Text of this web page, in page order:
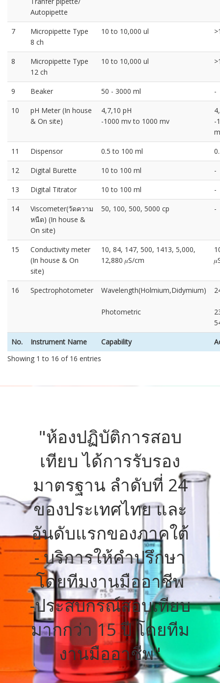
Autopipette
7
Micropipette Type
8 ch
10 to 10,000 ul
8
Micropipette Type
12 ch
10 to 10,000 ul
9 Beaker 50 - 3000 ml -
10
pH Meter (In house
& On site)
4,7,10 pH
-1000 mv to 1000 mv
-
11 Dispensor 0.5 to 100 ml
12 Digital Burette 10 to 100 ml -
13 Digital Titrator 10 to 100 ml -
14
Viscometer(วัดความ
หนืด) (In house &
On site)
50, 100, 500, 5000 cp -
15
Conductivity meter
(In house & On
site)
10, 84, 147, 500, 1413, 5,000,
12,880 𝜇S/cm
16 Spectrophotometer Wavelength(Holmium,Didymium)
Photometric
No. Instrument Name Capability
Showing 1 to 16 of 16 entries
"ห้องปฏิบัติการสอบ
เทียบ ได้การรับรอง
มาตรฐาน ลำดับที่ 24
ของประเทศไทย และ
อันดับแรกของภาคใต้
- บริการให้คำปรึกษา
โดยทีมงานมืออาชีพ
-ประสบกรณ์สอบเทียบ
มากกว่า 15 ปี โดยทีม
งานมืออาชีพ"